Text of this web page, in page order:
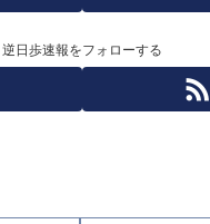
逆日歩速報をフォローする